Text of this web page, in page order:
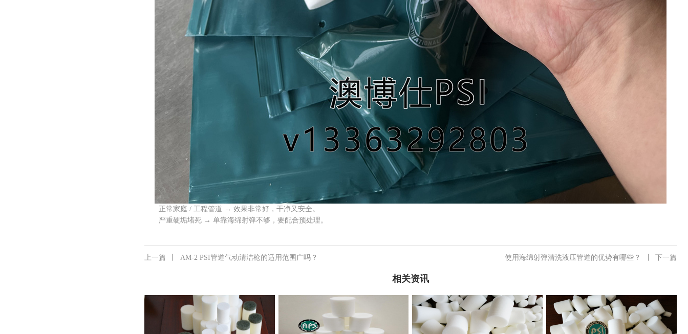
正常家庭 / 工程管道 → 效果非常好，干净又安全。
严重硬垢堵死 → 单靠海绵射弹不够，要配合预处理。
上一篇 AM-2 PSI管道气动清洁枪的适用范围广吗？ 下一篇
使用海绵射弹清洗液压管道的优势有哪些？
相关资讯